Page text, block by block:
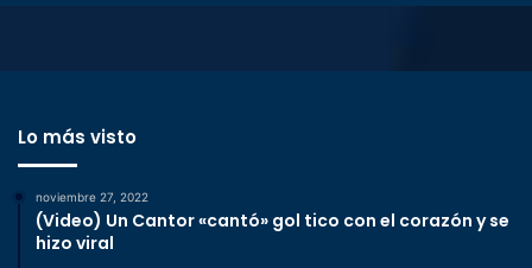
Lo más visto
noviembre 27, 2022
(Video) Un Cantor «cantó» gol tico con el corazón y se
hizo viral